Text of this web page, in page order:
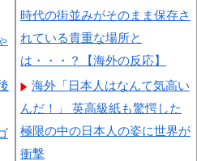
時代の街並みがそのまま保存さ
れている貴重な場所と
は・・・？【海外の反応】
海外「日本人はなんて気高い
んだ！」 英高級紙も驚愕した
極限の中の日本人の姿に世界が
衝撃